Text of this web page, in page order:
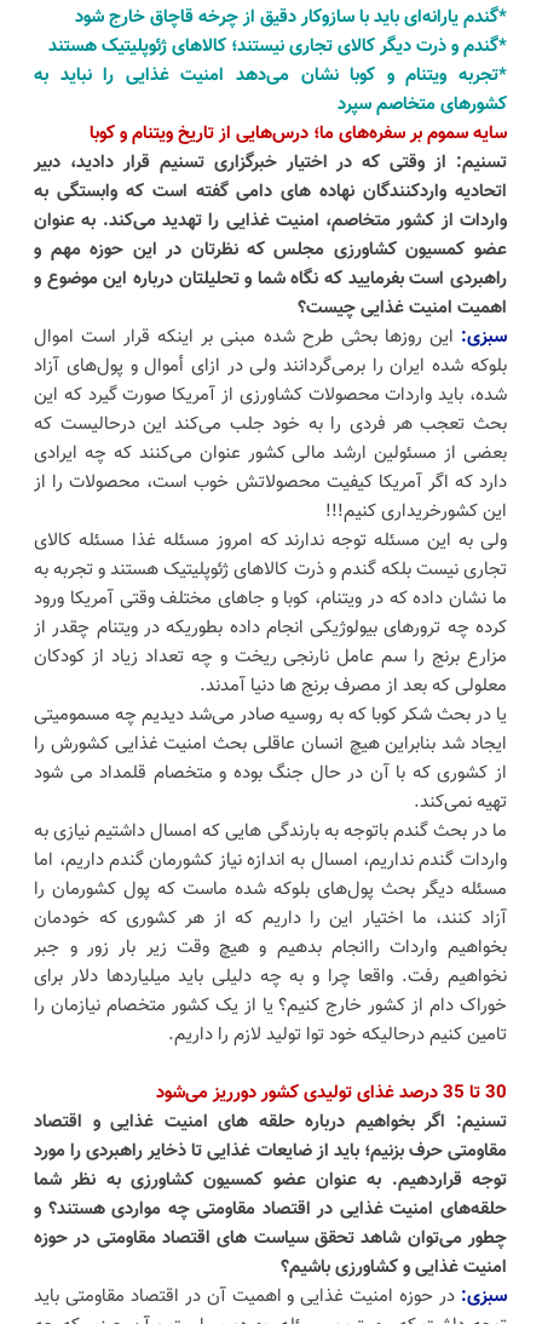
*گندم یارانه‌ای باید با سازوکار دقیق از چرخه قاچاق خارج شود
*گندم و ذرت دیگر کالای تجاری نیستند؛ کالاهای ژئوپلیتیک هستند
*تجربه ویتنام و کوبا نشان می‌دهد امنیت غذایی را نباید به
کشورهای متخاصم سپرد
سایه سموم بر سفره‌های ما؛ درس‌هایی از تاریخ ویتنام و کوبا
تسنیم: از وقتی که در اختیار خبرگزاری تسنیم قرار دادید، دبیر
اتحادیه واردکنندگان نهاده های دامی گفته است که وابستگی به
واردات از کشور متخاصم، امنیت غذایی را تهدید می‌کند. به عنوان
عضو کمسیون کشاورزی مجلس که نظرتان در این حوزه مهم و
راهبردی است بفرمایید که نگاه شما و تحلیلتان درباره این موضوع و
اهمیت امنیت غذایی چیست؟
سبزی: این روزها بحثی طرح شده مبنی بر اینکه قرار است اموال
بلوکه شده ایران را برمی‌گردانند ولی در ازای أموال و پول‌های آزاد
شده، باید واردات محصولات کشاورزی از آمریکا صورت گیرد که این
بحث تعجب هر فردی را به خود جلب می‌کند این درحالیست که
بعضی از مسئولین ارشد مالی کشور عنوان می‌کنند که چه ایرادی
دارد که اگر آمریکا کیفیت محصولاتش خوب است، محصولات را از
این کشورخریداری کنیم!!!
ولی به این مسئله توجه ندارند که امروز مسئله غذا مسئله کالای
تجاری نیست بلکه گندم و ذرت کالاهای ژئوپلیتیک هستند و تجربه به
ما نشان داده که در ویتنام، کوبا و جاهای مختلف وقتی آمریکا ورود
کرده چه ترورهای بیولوژیکی انجام داده بطوریکه در ویتنام چقدر از
مزارع برنج را سم عامل نارنجی ریخت و چه تعداد زیاد از کودکان
معلولی که بعد از مصرف برنج ها دنیا آمدند.
یا در بحث شکر کوبا که به روسیه صادر می‌شد دیدیم چه مسمومیتی
ایجاد شد بنابراین هیچ انسان عاقلی بحث امنیت غذایی کشورش را
از کشوری که با آن در حال جنگ بوده و متخصام قلمداد می شود
تهیه نمی‌کند.
ما در بحث گندم باتوجه به بارندگی هایی که امسال داشتیم نیازی به
واردات گندم نداریم، امسال به اندازه نیاز کشورمان گندم داریم، اما
مسئله دیگر بحث پول‌های بلوکه شده ماست که پول کشورمان را
آزاد کنند، ما اختیار این را داریم که از هر کشوری که خودمان
بخواهیم واردات راانجام بدهیم و هیچ وقت زیر بار زور و جبر
نخواهیم رفت. واقعا چرا و به چه دلیلی باید میلیاردها دلار برای
خوراک دام از کشور خارج کنیم؟ یا از یک کشور متخصام نیازمان را
تامین کنیم درحالیکه خود توا تولید لازم را داریم.
30تا 35درصد غذای تولیدی کشور دورریز می‌شود
تسنیم: اگر بخواهیم درباره حلقه های امنیت غذایی و اقتصاد
مقاومتی حرف بزنیم؛ باید از ضایعات غذایی تا ذخایر راهبردی را مورد
توجه قراردهیم. به عنوان عضو کمسیون کشاورزی به نظر شما
حلقه‌های امنیت غذایی در اقتصاد مقاومتی چه مواردی هستند؟ و
چطور می‌توان شاهد تحقق سیاست های اقتصاد مقاومتی در حوزه
امنیت غذایی و کشاورزی باشیم؟
سبزی:در حوزه امنیت غذایی و اهمیت آن در اقتصاد مقاومتی باید